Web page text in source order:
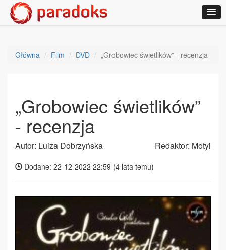
Główna Film DVD „Grobowiec świetlików” - recenzja
„Grobowiec świetlików”
- recenzja
Autor: Luiza Dobrzyńska Redaktor: Motyl
Dodane: 22-12-2022 22:59 (4 lata temu)